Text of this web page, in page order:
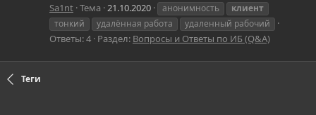
Sa1nt Тема 21.10.2020 анонимность
клиент
тонкий
удалённая работа удаленный рабочий
Ответы: 4 Раздел: Вопросы и Ответы по ИБ (Q&A)
Теги